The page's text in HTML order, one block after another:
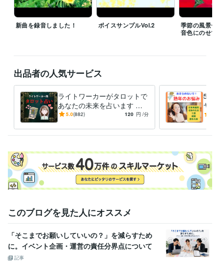
クリエイター / 音楽家・作曲家・作詞家 経験年数 : 42年
職歴
カウンセリング・コーチング
音楽家 1979年3月 ~ 現在
ビジネスプロモーター 2014年8月 ~ 現在
フォロワー様500人超え、ありがとうございます！ お陰様でゴールド
え、ありがとうございます！ フォロワー様700人超え、ありがとうご
ざいます！ お陰様で販売実績30になりました！ありがとうございま
す！ おかげさまでプラチナランクになりました！ありがとうござい
ます お陰様で販売実績50になりました！ありがとうございます！ フ
資格・検定
メンタル心理カウンセラー 取得年 : 2020年
日商簿記検定2級 取得年 : 2025年
新曲を録音しました！ ボイスサンプルVol.2
季節の風景〜
音色にのせて
出品者の人気サービス
ライトワーカーがタロットで
あなたの未来を占います 恋
愛・人間関係・お仕事❤️あな
5.0(882) 120 円 /分
50才
ヤし
年・
ご不
このブログを見た人にオススメ
「そこまでお願いしていいの？」を減らすため
に。イベント企画・運営の責任分界点について
記事